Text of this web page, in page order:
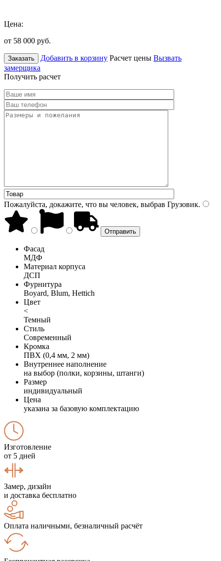
Цена:
от 58 000 руб.
Заказать Добавить в корзину Расчет цены Вызвать
замерщика
Получить расчет
Пожалуйста, докажите, что вы человек, выбрав Грузовик.
Фасад
МДФ
Материал корпуса
ДСП
Фурнитура
Boyard, Blum, Hettich
Цвет
<
Темный
Стиль
Современный
Кромка
ПВХ (0,4 мм, 2 мм)
Внутреннее наполнение
на выбор (полки, корзины, штанги)
Размер
индивидуальный
Цена
указана за базовую комплектацию
Изготовление
от 5 дней
Замер, дизайн
и доставка бесплатно
Оплата наличными, безналичный расчёт